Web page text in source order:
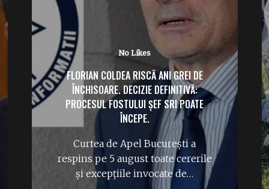
No Likes
FLORIAN COLDEA RISCĂ ANI GREI DE
ÎNCHISOARE. DECIZIE DEFINITIVĂ:
PROCESUL FOSTULUI ȘEF SRI POATE
ÎNCEPE.
Curtea de Apel București a
respins pe 5 august toate cererile
și excepțiile invocate de…